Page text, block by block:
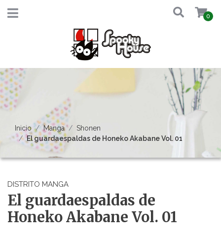
0
Inicio Manga
Shonen
El guardaespaldas de Honeko Akabane Vol. 01
DISTRITO MANGA
El guardaespaldas de
Honeko Akabane Vol. 01